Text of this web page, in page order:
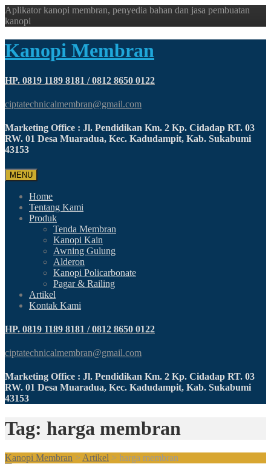
Aplikator kanopi membran, penyedia bahan dan jasa pembuatan
kanopi
Kanopi Membran
HP. 0819 1189 8181 / 0812 8650 0122
ciptatechnicalmembran@gmail.com
Marketing Office : Jl. Pendidikan Km. 2 Kp. Cidadap RT. 03
RW. 01 Desa Muaradua, Kec. Kadudampit, Kab. Sukabumi
43153
MENU
Home
Tentang Kami
Produk
Tenda Membran
Kanopi Kain
Awning Gulung
Alderon
Kanopi Policarbonate
Pagar & Railing
Artikel
Kontak Kami
HP. 0819 1189 8181 / 0812 8650 0122
ciptatechnicalmembran@gmail.com
Marketing Office : Jl. Pendidikan Km. 2 Kp. Cidadap RT. 03
RW. 01 Desa Muaradua, Kec. Kadudampit, Kab. Sukabumi
43153
Tag: harga membran
Kanopi Membran > Artikel > harga membran